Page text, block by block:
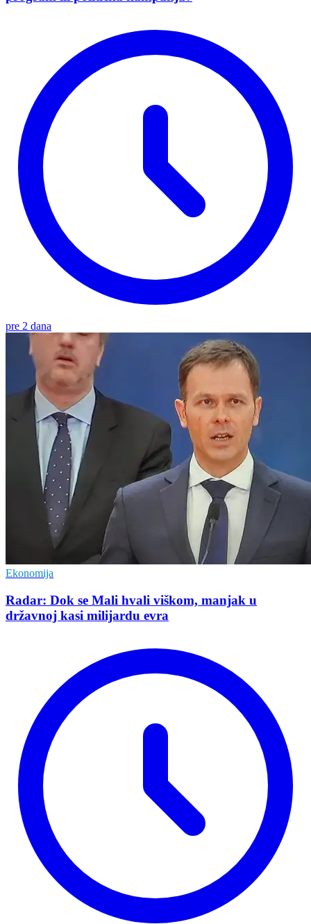
pre 2 dana
Ekonomija
Radar: Dok se Mali hvali viškom, manjak u
državnoj kasi milijardu evra